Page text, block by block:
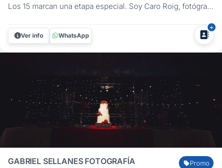
Los 15 marcan una etapa especial. Soy Caro Roig, fotógrafa
esta celebración: la emoción de los preparativos, el brillo
en la pista, las risas con amigas, los abrazos de familia y...
Ver info WhatsApp
GABRIEL SELLANES FOTOGRAFÍA Promo